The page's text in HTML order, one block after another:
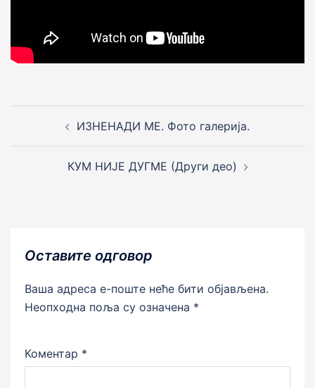
Post
navigationИЗНЕНАДИ МЕ. Фото галерија.
КУМ НИJЕ ДУГМЕ (Други део)
Оставите одговор
Ваша адреса е-поште неће бити објављена.
Неопходна поља су означена *
Коментар *